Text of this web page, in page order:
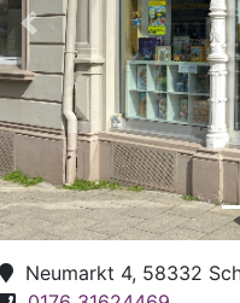
Previous
Neumarkt 4, 58332